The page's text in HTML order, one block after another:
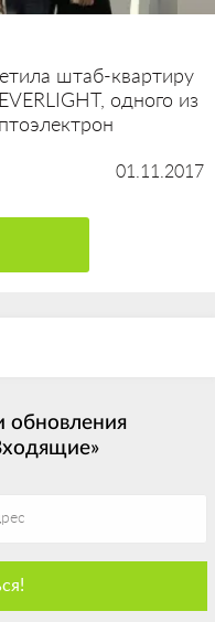
штаб-квартиру
одного из
01.11.2017
обновления